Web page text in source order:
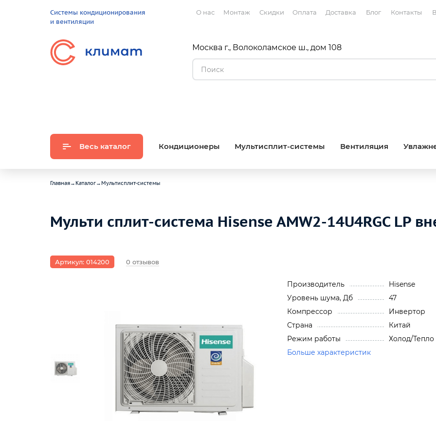
Системы кондиционирования
и вентиляции
О нас Монтаж Скидки Оплата Доставка Блог Контакты
Москва г., Волоколамское ш., дом 108
Весь каталог Кондиционеры Мультисплит-системы Вентиляция
Главная→ Каталог→ Мультисплит-системы
Мульти сплит-система Hisense AMW2-14U4RGC LP
Артикул: 014200 0 отзывов
Производитель
Hisense
Уровень шума, Дб
47
Компрессор
Инвертор
Страна
Китай
Режим работы
Холод/Тепло
Больше характеристик